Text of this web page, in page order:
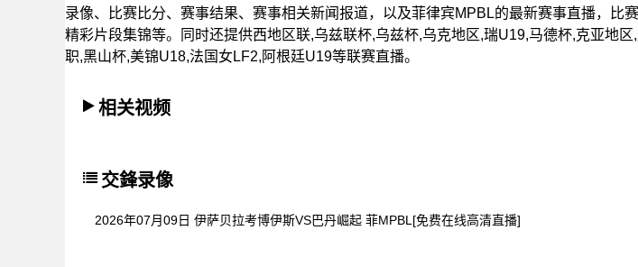
录像、比赛比分、赛事结果、赛事相关新闻报道，以及菲律宾MPBL的最新赛事直播，比
精彩片段集锦等。同时还提供西地区联,乌兹联杯,乌兹杯,乌克地区,瑞U19,马德杯,克亚地
职,黑山杯,美锦U18,法国女LF2,阿根廷U19等联赛直播。
相关视频
交鋒录像
2026年07月09日 伊萨贝拉考博伊斯VS巴丹崛起 菲MPBL[免费在线高清直播]